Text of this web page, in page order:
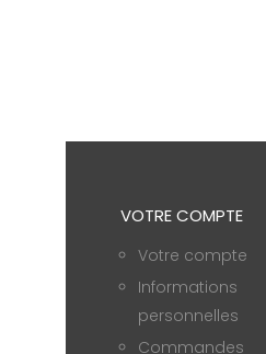
VOTRE COMPTE
Votre compte
Informations
personnelles
Commandes